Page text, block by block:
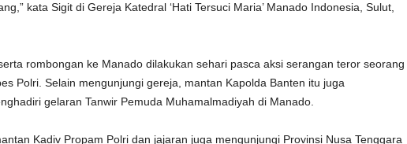
kata Sigit di Gereja Katedral ‘Hati Tersuci Maria’ Manado Indonesia, Sulut,
rombongan ke Manado dilakukan sehari pasca aksi serangan teror seorang
Polri. Selain mengunjungi gereja, mantan Kapolda Banten itu juga
gelaran Tanwir Pemuda Muhamalmadiyah di Manado.
Kadiv Propam Polri dan jajaran juga mengunjungi Provinsi Nusa Tenggara